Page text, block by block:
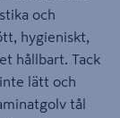
och
hygieniskt,
hållbart. Tack
lätt och
tål